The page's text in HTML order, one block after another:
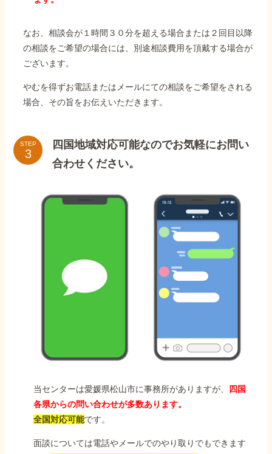
なお、相談会が１時間３０分を超える場合または２回目以降
の相談をご希望の場合には、別途相談費用を頂戴する場合が
ございます。
やむを得ずお電話またはメールにての相談をご希望をされる
場合、その旨をお伝えいただきます。
STEP
四国地域対応可能なのでお気軽にお問い
合わせください。
当センターは愛媛県松山市に事務所がありますが、
四国
各県からの問い合わせが多数あります。
全国対応可能です。
面談については電話やメールでのやり取りでもできます